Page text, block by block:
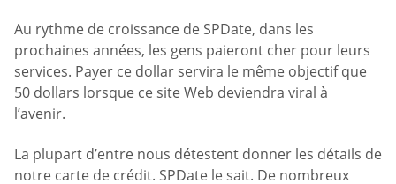
Au rythme de croissance de SPDate, dans les
prochaines années, les gens paieront cher pour leurs
services. Payer ce dollar servira le même objectif que
50 dollars lorsque ce site Web deviendra viral à
l’avenir.
La plupart d’entre nous détestent donner les détails de
notre carte de crédit. SPDate le sait. De nombreux